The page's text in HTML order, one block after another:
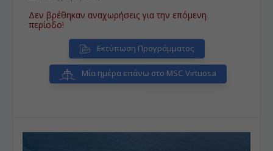
Δεν βρέθηκαν αναχωρήσεις για την επόμενη
περίοδο!
Εκτύπωση Προγράμματος
Μία ημέρα επάνω στο MSC Virtuosa